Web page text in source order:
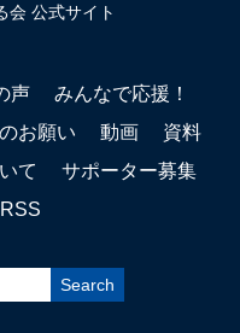
会 公式サイト
声
みんなで応援！
お願い 動画
資料
て
サポーター募集
RSS